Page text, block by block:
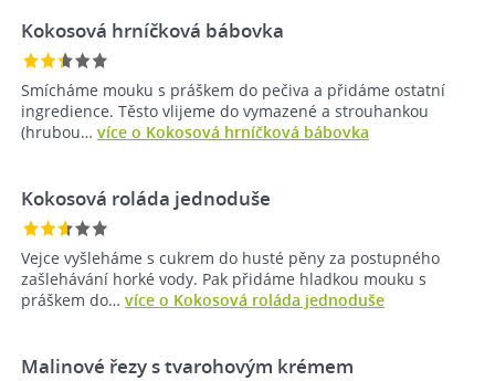
Kokosová hrníčková bábovka
Smícháme mouku s práškem do pečiva a přidáme ostatní
ingredience. Těsto vlijeme do vymazené a strouhankou
(hrubou… více o Kokosová hrníčková bábovka
Kokosová roláda jednoduše
Vejce vyšleháme s cukrem do husté pěny za postupného
zašlehávání horké vody. Pak přidáme hladkou mouku s
práškem do… více o Kokosová roláda jednoduše
Malinové řezy s tvarohovým krémem